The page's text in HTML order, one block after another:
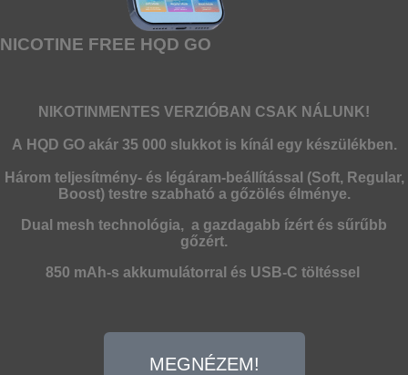
NICOTINE FREE HQD GO
NIKOTINMENTES VERZIÓBAN CSAK NÁLUNK!
A HQD GOakár 35 000 slukkotis kínál egy készülékben.
Három teljesítmény- és légáram-beállítással (Soft, Regular,
Boost) testre szabható a gőzölés élménye.
Dual mesh technológia, a gazdagabb ízért és sűrűbb
gőzért.
850 mAh-s akkumulátorral és USB-C töltéssel
MEGNÉZEM!